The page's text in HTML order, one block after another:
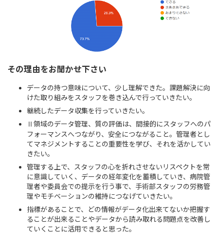
その理由をお聞かせ下さい
データの持つ意味について、少し理解できた。課題解決に向
けた取り組みをスタッフを巻き込んで行っていきたい。
継続したデータ収集を行っていきたい。
Ⅱ領域のデータ管理、質の評価は、間接的にスタッフへのパ
フォーマンスへつながり、安全につながること。管理者とし
てマネジメントすることの重要性を学び、それを活かしてい
きたい。
管理する上で、スタッフの心を折れさせないリスペクトを常
に意識していく、データの経年変化を蓄積していき、病院管
理者や委員会での提示を行う事で、手術部スタッフの労務管
理やモチベーションの維持につなげていきたい。
指標があることで、どの情報がデータ化出来てないか把握す
ることが出来ることやデータから読み取れる問題点を改善し
ていくことに活用できると思った。